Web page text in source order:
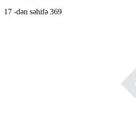
17 -dən səhifə 369